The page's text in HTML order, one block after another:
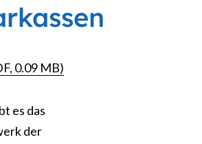
0.09 MB)
es das
der